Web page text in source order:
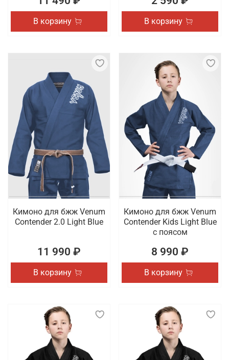
В корзину В корзину
Кимоно для бжж Venum
Contender 2.0 Light Blue
11 990 ₽
В корзину
Кимоно для бжж Venum
Contender Kids Light Blue
с поясом
8 990 ₽
В корзину